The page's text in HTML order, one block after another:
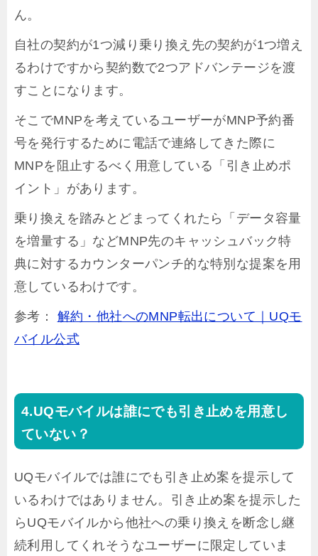
ん。
自社の契約が1つ減り乗り換え先の契約が1つ増え
るわけですから契約数で2つアドバンテージを渡
すことになります。
そこでMNPを考えているユーザーがMNP予約番
号を発行するために電話で連絡してきた際に
MNPを阻止するべく用意している「引き止めポ
イント」があります。
乗り換えを踏みとどまってくれたら「データ容量
を増量する」などMNP先のキャッシュバック特
典に対するカウンターパンチ的な特別な提案を用
意しているわけです。
参考：
解約・他社へのMNP転出について｜UQモ
バイル公式
UQモバイルは誰にでも引き止めを用意し
ていない？
UQモバイルでは誰にでも引き止め案を提示して
いるわけではありません。引き止め案を提示した
らUQモバイルから他社への乗り換えを断念し継
続利用してくれそうなユーザーに限定していま